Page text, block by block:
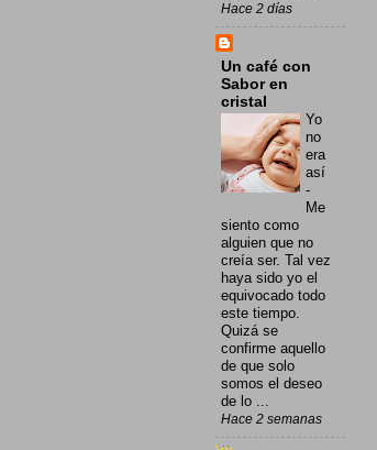
Hace 2 días
Un café con
Sabor en
cristal
Yo
no
era
así
-
Me
siento como
alguien que no
creía ser. Tal vez
haya sido yo el
equivocado todo
este tiempo.
Quizá se
confirme aquello
de que solo
somos el deseo
de lo ...
Hace 2 semanas